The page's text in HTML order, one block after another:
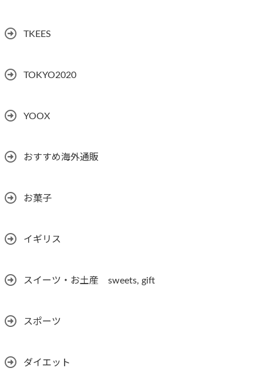
TKEES
TOKYO2020
YOOX
おすすめ海外通販
お菓子
イギリス
スイーツ・お土産 sweets, gift
スポーツ
ダイエット